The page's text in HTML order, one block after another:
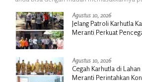
Agustus 10, 2026
Jelang Patroli Karhutla
Meranti Perkuat
Agustus 10, 2026
Cegah Karhutla di
Meranti Perintahkan